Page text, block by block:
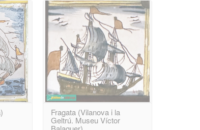
Fragata (Vilanova i la
Geltrú. Museu Víctor